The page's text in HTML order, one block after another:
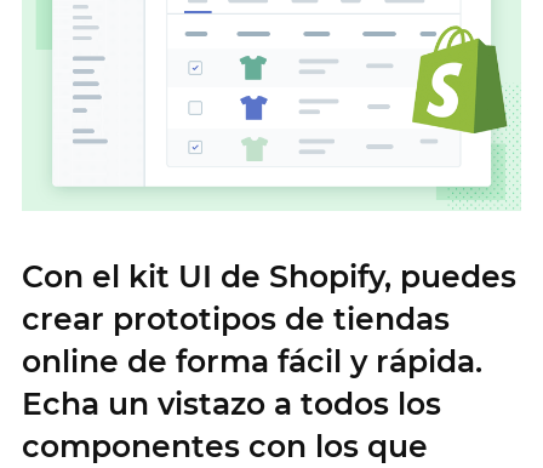
Con el kit UI de Shopify, puedes
crear prototipos de tiendas
online de forma fácil y rápida.
Echa un vistazo a todos los
componentes con los que